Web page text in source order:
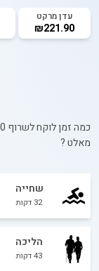
עדן מרקט
₪221.90
כמה זמן לוקח לשרוף 100 גרם של
מאלט?
שחייה
32 דקות
הליכה
43דקות